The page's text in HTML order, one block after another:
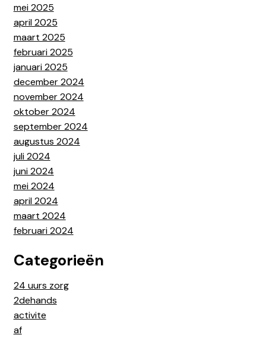
mei 2025
april 2025
maart 2025
februari 2025
januari 2025
december 2024
november 2024
oktober 2024
september 2024
augustus 2024
juli 2024
juni 2024
mei 2024
april 2024
maart 2024
februari 2024
Categorieën
24 uurs zorg
2dehands
activite
af